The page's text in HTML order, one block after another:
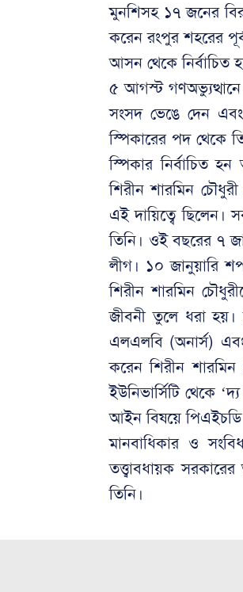
মুনশিসহ ১৭ জনের
করেন রংপুর শহরের
আসন থেকে নির্বাচিত
৫ আগস্ট গণঅভ্যুত্থানে
সংসদ ভেঙে দেন
স্পিকারের পদ থেকে
স্পিকার নির্বাচিত
শিরীন শারমিন
এই দায়িত্বে ছিলেন।
তিনি। ওই বছরের ৭
লীগ। ১০ জানুয়ারি
শিরীন শারমিন
জীবনী তুলে ধরা হয়।
এলএলবি (অনার্স)
করেন শিরীন
ইউনিভার্সিটি থেকে
আইন বিষয়ে পিএইচডি
মানবাধিকার ও
তত্ত্বাবধায়ক
তিনি।